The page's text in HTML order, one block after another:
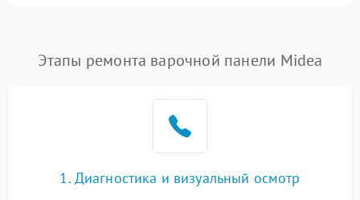
Этапы ремонта варочной панели Midea
1. Диагностика и визуальный осмотр